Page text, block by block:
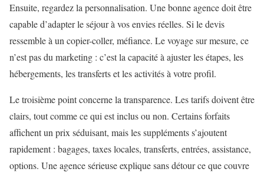
Ensuite, regardez la personnalisation. Une bonne agence doit être
capable d’adapter le séjour à vos envies réelles. Si le devis
ressemble à un copier-coller, méfiance. Le voyage sur mesure, ce
n’est pas du marketing : c’est la capacité à ajuster les étapes, les
hébergements, les transferts et les activités à votre profil.
Le troisième point concerne la transparence. Les tarifs doivent être
clairs, tout comme ce qui est inclus ou non. Certains forfaits
affichent un prix séduisant, mais les suppléments s’ajoutent
rapidement : bagages, taxes locales, transferts, entrées, assistance,
options. Une agence sérieuse explique sans détour ce que couvre